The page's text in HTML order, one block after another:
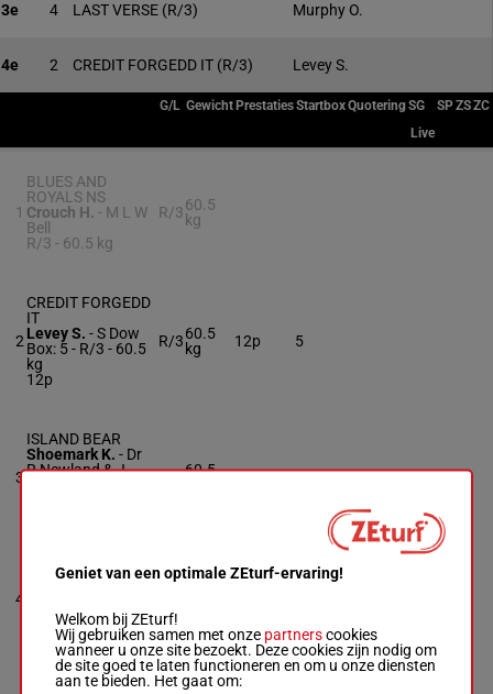
3e 4 LAST VERSE (R/3) Murphy O.
4e 2 CREDIT FORGEDD IT (R/3) Levey S.
G/L Gewicht PrestatiesStartboxQuoteringSG SPZSZC
Live
1
BLUES AND
ROYALS NS
Crouch H. - M L W
Bell
R/3 - 60.5 kg
R/360.5
kg
2
CREDIT FORGEDD
IT
Levey S. -S Dow
Box: 5 - R/3 - 60.5
kg
12p
R/360.5
kg
12p 5
3
ISLAND BEAR
Shoemark K. - Dr
R Newland & J
R/360.5
3
4
LAST VERSE
PORT DARWIN
Geniet van een optimale ZEturf-ervaring!
Welkom bij ZEturf!
Wij gebruiken samen met onze partnerscookies
wanneer u onze site bezoekt. Deze cookies zijn nodig om
de site goed te laten functioneren en om u onze diensten
aan te bieden. Het gaat om: